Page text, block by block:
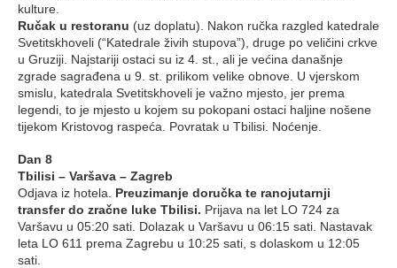
kulture.
Ručak u restoranu (uz doplatu). Nakon ručka razgled katedrale
Svetitskhoveli (“Katedrale živih stupova”), druge po veličini crkve
u Gruziji. Najstariji ostaci su iz 4. st., ali je većina današnje
zgrade sagrađena u 9. st. prilikom velike obnove. U vjerskom
smislu, katedrala Svetitskhoveli je važno mjesto, jer prema
legendi, to je mjesto u kojem su pokopani ostaci haljine nošene
tijekom Kristovog raspeća. Povratak u Tbilisi. Noćenje.
Dan 8
Tbilisi – Varšava – Zagreb
Odjava iz hotela. Preuzimanje doručka te ranojutarnji
transfer do zračne luke Tbilisi. Prijava na let LO 724 za
Varšavu u 05:20 sati. Dolazak u Varšavu u 06:15 sati. Nastavak
leta LO 611 prema Zagrebu u 10:25 sati, s dolaskom u 12:05
sati.